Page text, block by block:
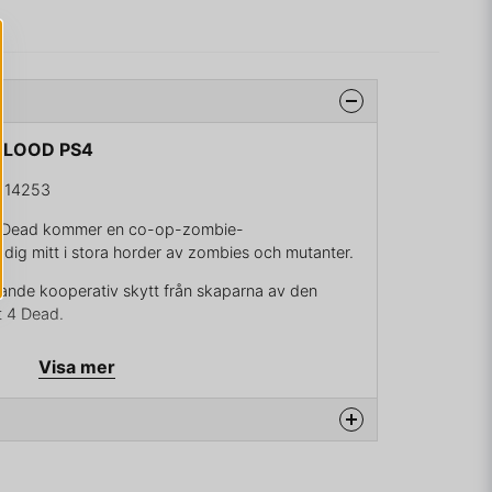
PS4
14253
Dead kommer en co-op-zombie-
mitt i stora horder av zombies och mutanter.
kooperativ skytt från skaparna av den
4 Dead.
människa eller ridad och det hektiska spelet
de riddade. Dessa en gång mänskliga värdar
civilisationen. Med mänsklighetens utrotning
Visa mer
produkten...